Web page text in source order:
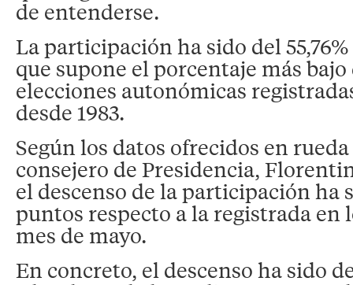
de entenderse.
La participación ha sido del
que supone el porcentaje más bajo
elecciones autonómicas
desde 1983.
Según los datos ofrecidos en
consejero de Presidencia,
el descenso de la participación ha
puntos respecto a la registrada en
mes de mayo.
En concreto, el descenso ha sido